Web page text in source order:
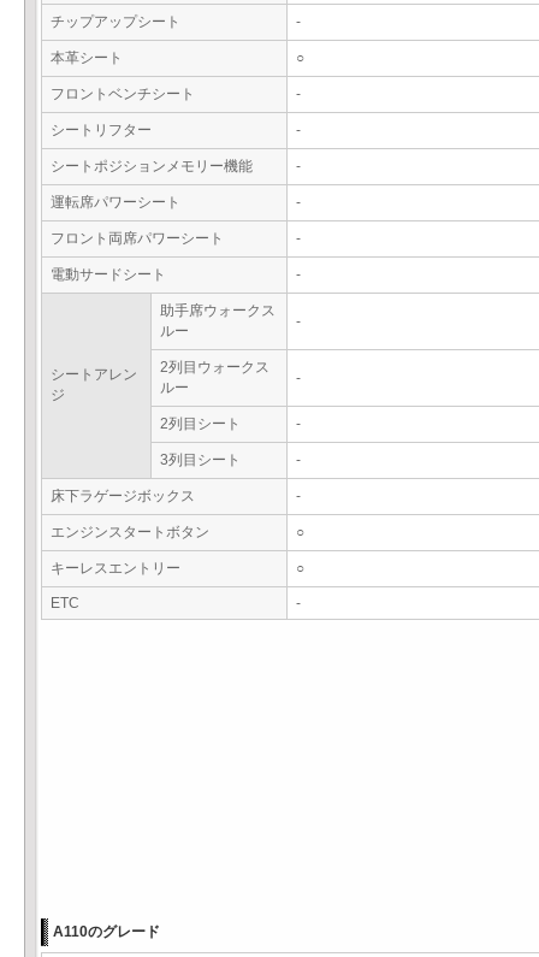
チップアップシート -
本革シート ○
フロントベンチシート -
シートリフター -
シートポジションメモリー機能 -
運転席パワーシート -
フロント両席パワーシート -
電動サードシート -
シートアレン
ジ
助手席ウォークス
ルー
-
2列目ウォークス
ルー
-
2列目シート -
3列目シート -
床下ラゲージボックス -
エンジンスタートボタン ○
キーレスエントリー ○
ETC -
A110のグレード